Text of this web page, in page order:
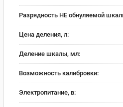
Разрядность НЕ обнуляемой
Цена деления, л:
Деление шкалы, мл:
Возможность калибровки:
Электропитание, в: